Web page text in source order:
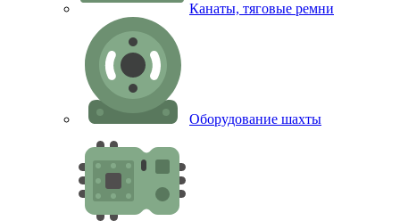
Канаты, тяговые ремни
Оборудование шахты